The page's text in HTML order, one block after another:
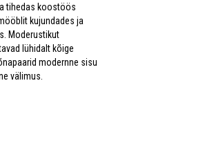
tihedas koostöös
kujundades ja
Moderustikut
lühidalt kõige
modernne sisu
välimus.